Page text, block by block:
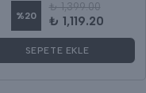
%20
₺ 1,399.00
₺ 1,119.20
SEPETE EKLE